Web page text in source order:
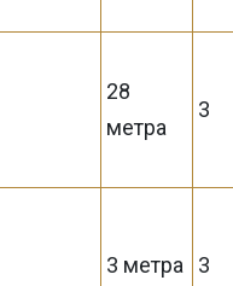
28
метра
3
3 метра 3